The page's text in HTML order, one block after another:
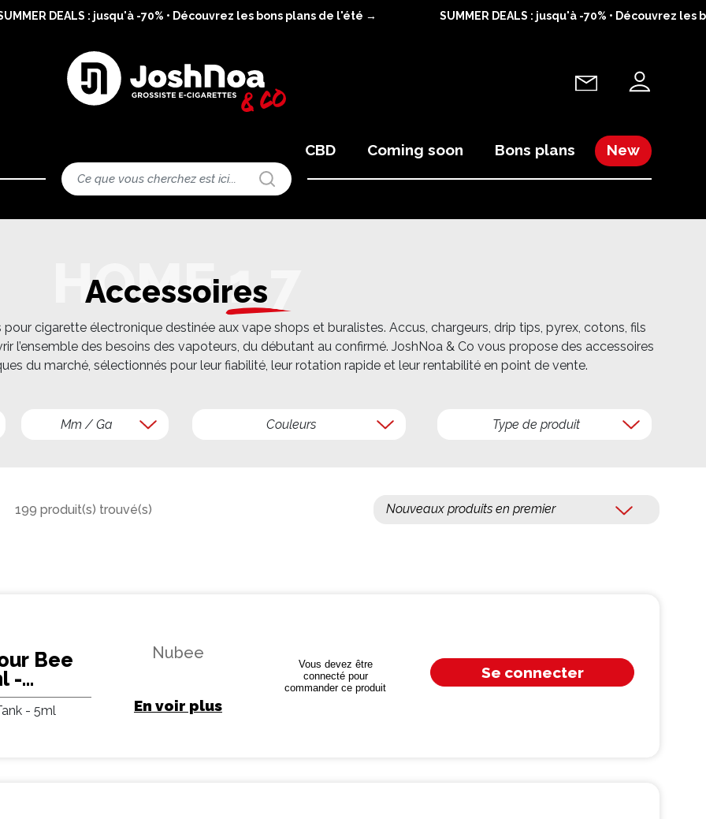
DEALS : jusqu'à -70% • Découvrez les bons plans de l'été → SUMMER DEALS : jusqu'à -70% • Découvrez les
New
Bons plans
Coming soon
CBD
Accessoires
cigarette électronique destinée aux vape shops et buralistes. Accus, chargeurs, drip tips, pyrex, cotons, fils
l’ensemble des besoins des vapoteurs, du débutant au confirmé. JoshNoa & Co vous propose des accessoires
du marché, sélectionnés pour leur fiabilité, leur rotation rapide et leur rentabilité en point de vente.
Mm / Ga Couleurs Type de produit
199 produit(s) trouvé(s)
Bee
-
- 5ml
Nubee
En voir plus
Vous devez être
connecté pour
commander ce produit
Se connecter